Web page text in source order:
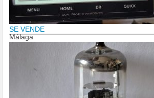
SE VENDE
Málaga